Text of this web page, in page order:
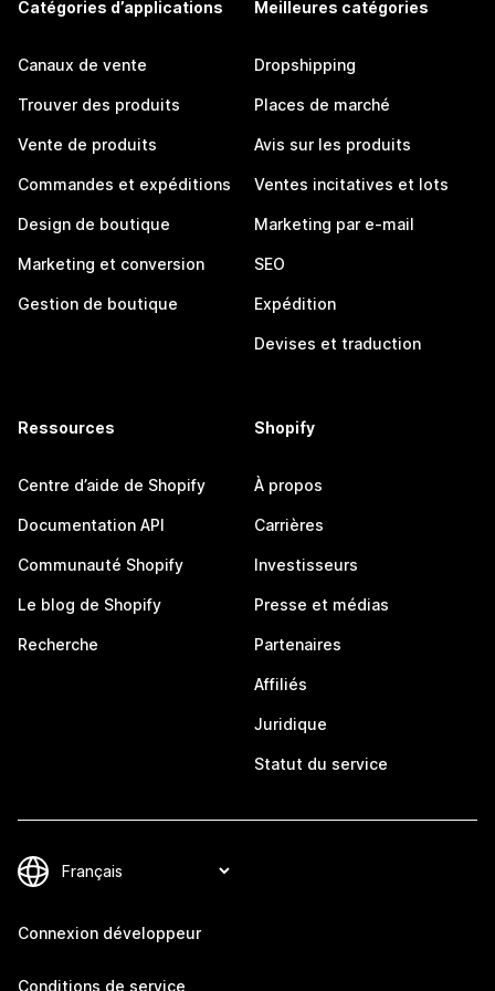
Catégories d’applications
Canaux de vente
Trouver des produits
Vente de produits
Commandes et expéditions
Design de boutique
Marketing et conversion
Gestion de boutique
Meilleures catégories
Dropshipping
Places de marché
Avis sur les produits
Ventes incitatives et lots
Marketing par e-mail
SEO
Expédition
Devises et traduction
Ressources
Centre d’aide de Shopify
Documentation API
Communauté Shopify
Le blog de Shopify
Recherche
Shopify
À propos
Carrières
Investisseurs
Presse et médias
Partenaires
Affiliés
Juridique
Statut du service
Connexion développeur
Conditions de service